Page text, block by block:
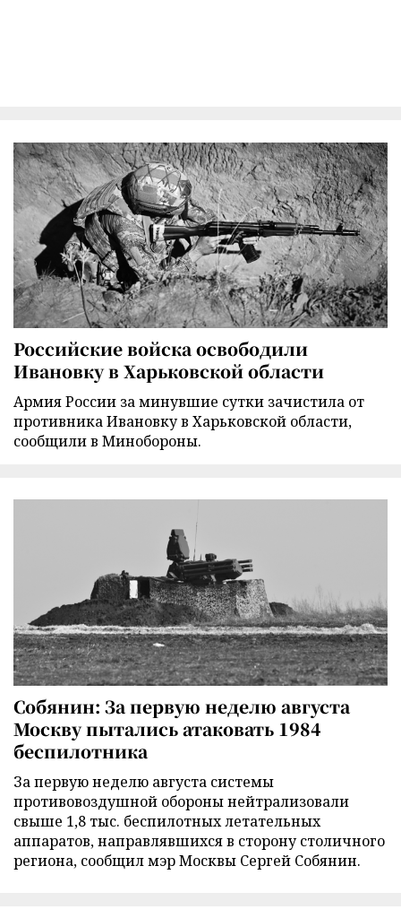
Российские войска освободили
Ивановку в Харьковской области
Армия России за минувшие сутки зачистила от
противника Ивановку в Харьковской области,
сообщили в Минобороны.
Собянин: За первую неделю августа
Москву пытались атаковать 1984
беспилотника
За первую неделю августа системы
противовоздушной обороны нейтрализовали
свыше 1,8 тыс. беспилотных летательных
аппаратов, направлявшихся в сторону столичного
региона, сообщил мэр Москвы Сергей Собянин.